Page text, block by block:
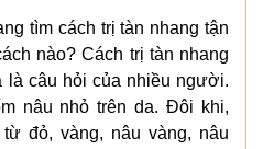
tìm cách trị tàn nhang tận
nào? Cách trị tàn nhang
là câu hỏi của nhiều người.
nâu nhỏ trên da. Đôi khi,
đỏ, vàng, nâu vàng, nâu